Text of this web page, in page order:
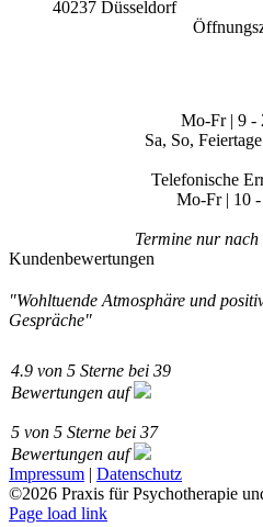
40237 Düsseldorf
Mo-Fr | 9 -
Sa, So,
Telefonische
Mo-Fr | 10
Termine nur
Kundenbewertungen
"Wohltuende Atmosphäre und
Gespräche"
4.9von 5Sterne bei 39
Bewertungen auf
5von 5Sterne bei 37
Bewertungen auf
Impressum | Datenschutz
©2026 Praxis für Psychotherapie
Page load link